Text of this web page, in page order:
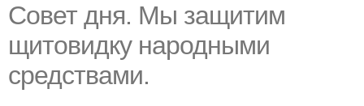
Совет дня. Мы защитим
щитовидку народными
средствами.